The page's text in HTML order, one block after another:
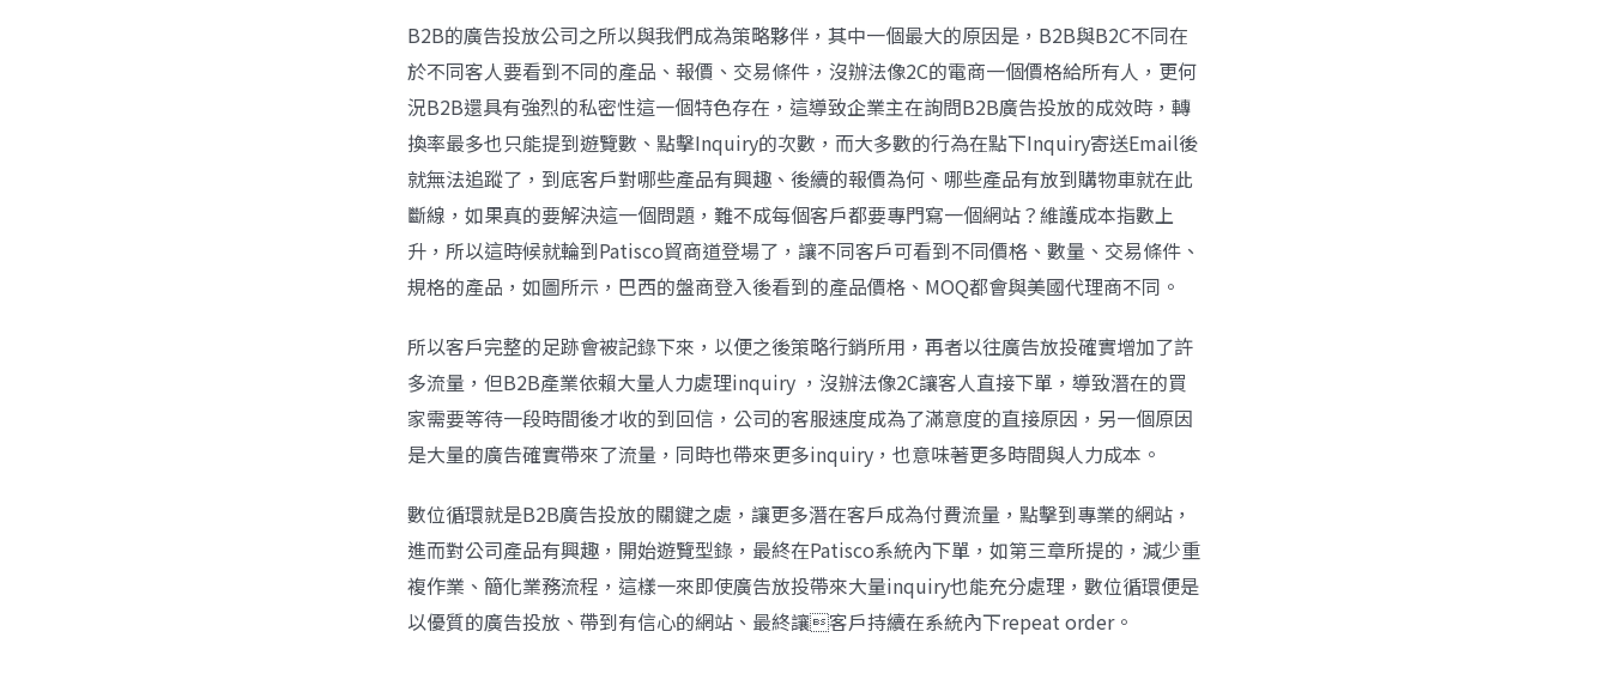
B2B的廣告投放公司之所以與我們成為策略夥伴，其中一個最大的原因是，B2B與B2C不同在
於不同客人要看到不同的產品、報價、交易條件，沒辦法像2C的電商一個價格給所有人，更何
況B2B還具有強烈的私密性這一個特色存在，這導致企業主在詢問B2B廣告投放的成效時，轉
換率最多也只能提到遊覽數、點擊Inquiry的次數，而大多數的行為在點下Inquiry寄送Email後
就無法追蹤了，到底客戶對哪些產品有興趣、後續的報價為何、哪些產品有放到購物車就在此
斷線，如果真的要解決這一個問題，難不成每個客戶都要專門寫一個網站？維護成本指數上
升，所以這時候就輪到Patisco貿商道登場了，讓不同客戶可看到不同價格、數量、交易條件、
規格的產品，如圖所示，巴西的盤商登入後看到的產品價格、MOQ都會與美國代理商不同。
所以客戶完整的足跡會被記錄下來，以便之後策略行銷所用，再者以往廣告放投確實增加了許
多流量，但B2B產業依賴大量人力處理inquiry ，沒辦法像2C讓客人直接下單，導致潛在的買
家需要等待一段時間後才收的到回信，公司的客服速度成為了滿意度的直接原因，另一個原因
是大量的廣告確實帶來了流量，同時也帶來更多inquiry，也意味著更多時間與人力成本。
數位循環就是B2B廣告投放的關鍵之處，讓更多潛在客戶成為付費流量，點擊到專業的網站，
進而對公司產品有興趣，開始遊覽型錄，最終在Patisco系統內下單，如第三章所提的，減少重
複作業、簡化業務流程，這樣一來即使廣告放投帶來大量inquiry也能充分處理，數位循環便是
以優質的廣告投放、帶到有信心的網站、最終讓客戶持續在系統內下repeat order。